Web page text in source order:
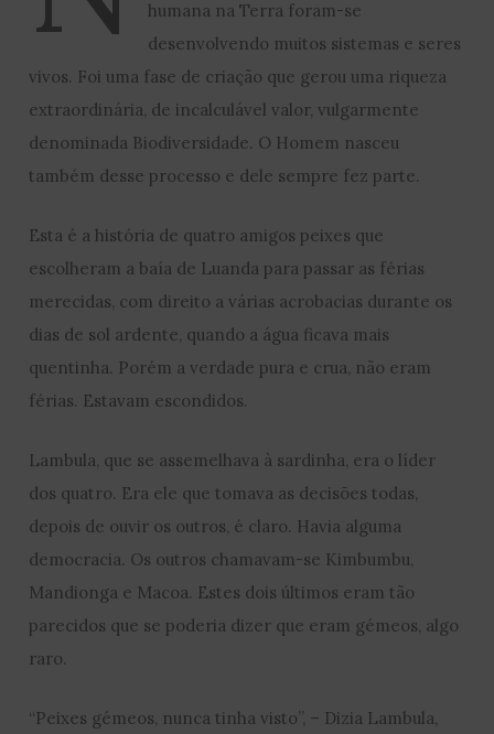
humana na Terra foram-se
desenvolvendo muitos sistemas e seres
vivos. Foi uma fase de criação que gerou uma riqueza
extraordinária, de incalculável valor, vulgarmente
denominada Biodiversidade. O Homem nasceu
também desse processo e dele sempre fez parte.
Esta é a história de quatro amigos peixes que
escolheram a baía de Luanda para passar as férias
merecidas, com direito a várias acrobacias durante os
dias de sol ardente, quando a água ficava mais
quentinha. Porém a verdade pura e crua, não eram
férias. Estavam escondidos.
Lambula, que se assemelhava à sardinha, era o líder
dos quatro. Era ele que tomava as decisões todas,
depois de ouvir os outros, é claro. Havia alguma
democracia. Os outros chamavam-se Kimbumbu,
Mandionga e Macoa. Estes dois últimos eram tão
parecidos que se poderia dizer que eram gémeos, algo
raro.
“Peixes gémeos, nunca tinha visto”, – Dizia Lambula,